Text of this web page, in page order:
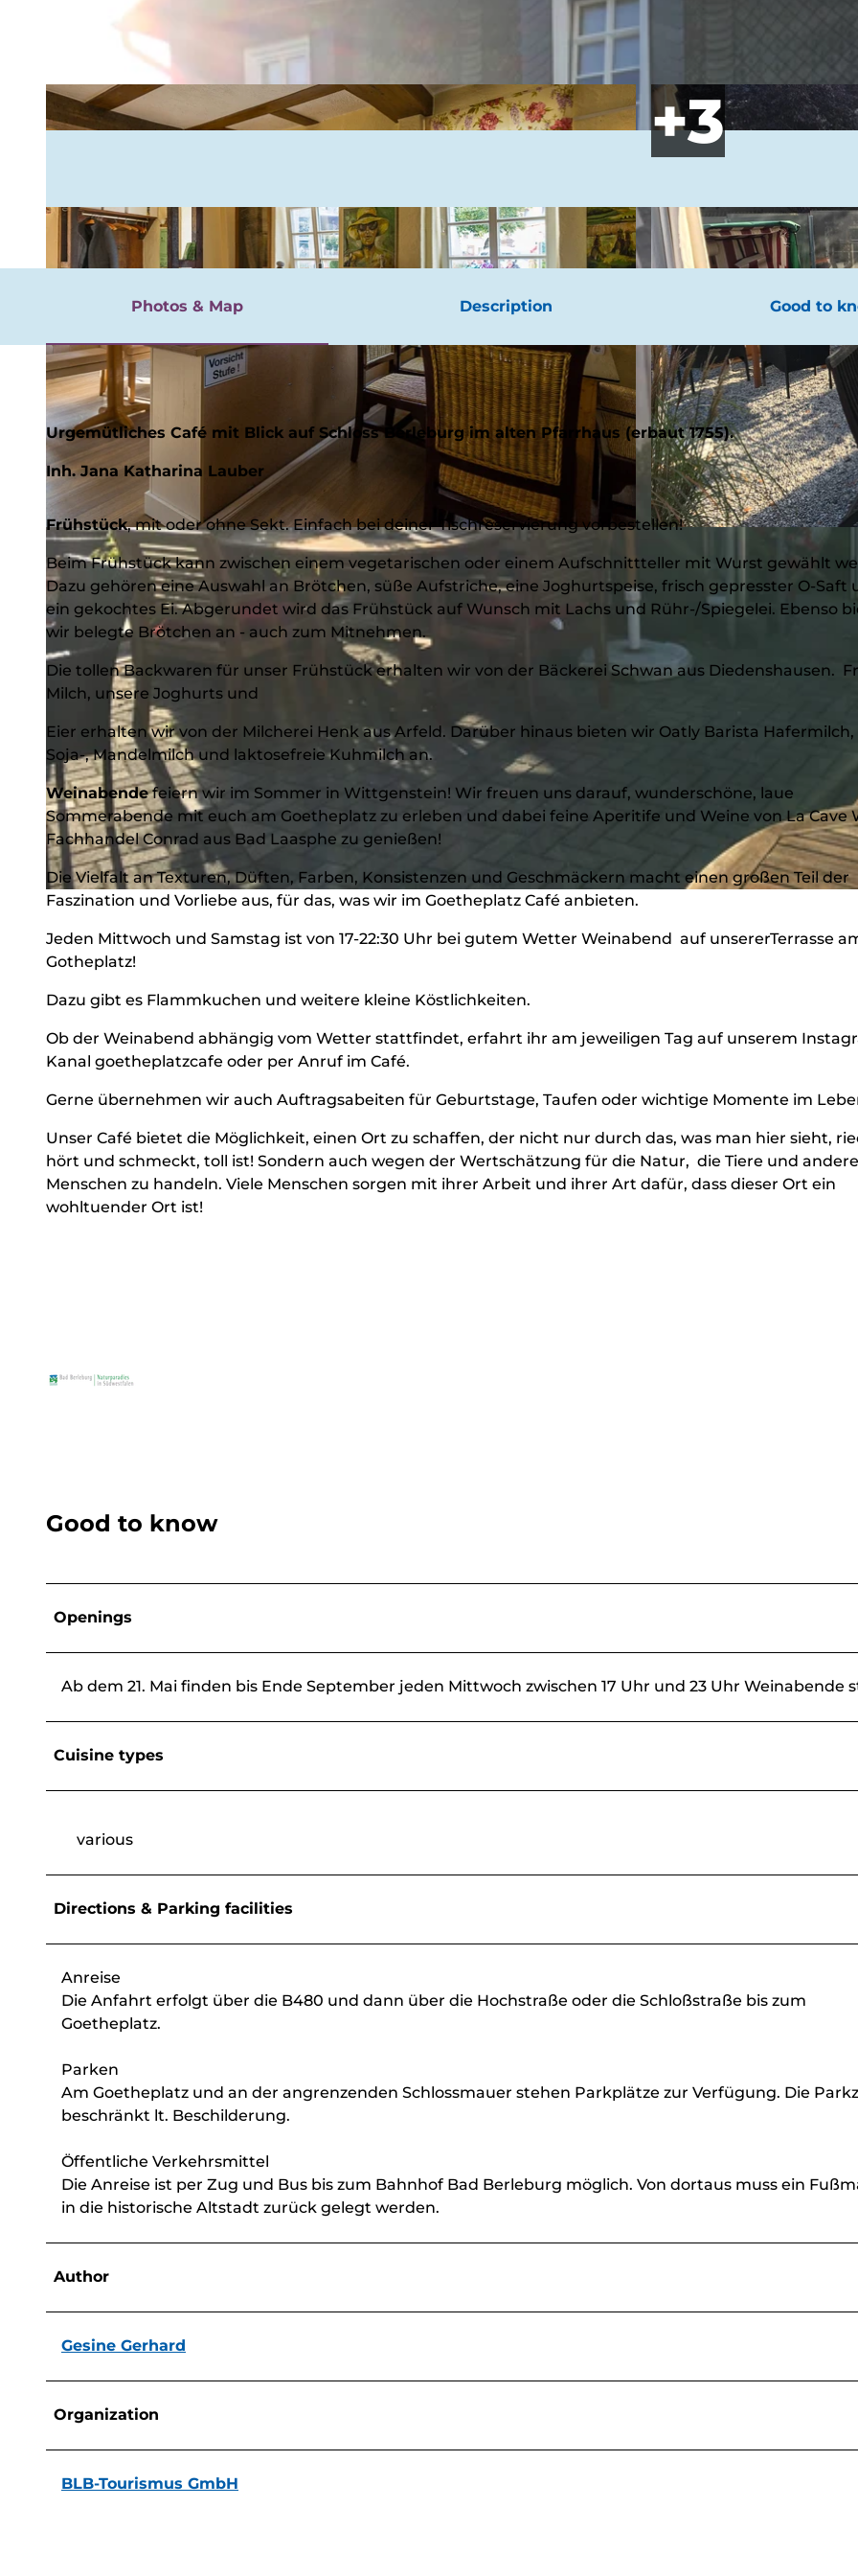
© Goetheplatz-Café, BLB-Tourismus GmbH | CC-BY-SA
© Goetheplatz-Café, BLB-Tourismus GmbH |
Photos & Map Description Good to
Urgemütliches Café mit Blick auf Schloss Berleburg im alten Pfarrhaus (erbaut 1755).
Inh. Jana Katharina Lauber
Frühstück, mit oder ohne Sekt. Einfach bei deiner Tischreservierung vorbestellen!
Beim Frühstück kann zwischen einem vegetarischen oder einem Aufschnittteller mit Wurst gewählt
Dazu gehören eine Auswahl an Brötchen, süße Aufstriche, eine Joghurtspeise, frisch gepresster O-Saft
ein gekochtes Ei. Abgerundet wird das Frühstück auf Wunsch mit Lachs und Rühr-/Spiegelei. Ebenso
wir belegte Brötchen an - auch zum Mitnehmen.
Die tollen Backwaren für unser Frühstück erhalten wir von der Bäckerei Schwan aus Diedenshausen.
Milch, unsere Joghurts und
Eier erhalten wir von der Milcherei Henk aus Arfeld. Darüber hinaus bieten wir Oatly Barista Hafermilch,
Soja-, Mandelmilch und laktosefreie Kuhmilch an.
Weinabendefeiern wir im Sommer in Wittgenstein! Wir freuen uns darauf, wunderschöne, laue
Sommerabende mit euch am Goetheplatz zu erleben und dabei feine Aperitife und Weine von La Cave
Fachhandel Conrad aus Bad Laasphe zu genießen!
Die Vielfalt an Texturen, Düften, Farben, Konsistenzen und Geschmäckern macht einen großen Teil der
Faszination und Vorliebe aus, für das, was wir im Goetheplatz Café anbieten.
Jeden Mittwoch und Samstag ist von 17-22:30 Uhr bei gutem Wetter Weinabend auf unsererTerrasse
Gotheplatz!
Dazu gibt es Flammkuchen und weitere kleine Köstlichkeiten.
Ob der Weinabend abhängig vom Wetter stattfindet, erfahrt ihr am jeweiligen Tag auf unserem
Kanal goetheplatzcafe oder per Anruf im Café.
Gerne übernehmen wir auch Auftragsabeiten für Geburtstage, Taufen oder wichtige Momente im
Unser Café bietet die Möglichkeit, einen Ort zu schaffen, der nicht nur durch das, was man hier sieht,
hört und schmeckt, toll ist! Sondern auch wegen der Wertschätzung für die Natur, die Tiere und andere
Menschen zu handeln. Viele Menschen sorgen mit ihrer Arbeit und ihrer Art dafür, dass dieser Ort ein
wohltuender Ort ist!
Good to know
Openings
Ab dem 21. Mai finden bis Ende September jeden Mittwoch zwischen 17 Uhr und 23 Uhr Weinabende
Cuisine types
various
Directions & Parking facilities
Anreise
Die Anfahrt erfolgt über die B480 und dann über die Hochstraße oder die Schloßstraße bis zum
Goetheplatz.
Parken
Am Goetheplatz und an der angrenzenden Schlossmauer stehen Parkplätze zur Verfügung. Die
beschränkt lt. Beschilderung.
Öffentliche Verkehrsmittel
Die Anreise ist per Zug und Bus bis zum Bahnhof Bad Berleburg möglich. Von dortaus muss ein
in die historische Altstadt zurück gelegt werden.
Author
Gesine Gerhard
Organization
BLB-Tourismus GmbH